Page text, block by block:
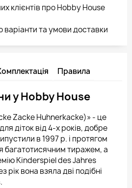
клієнтів про Hobby House
варіанти та умови доставки
Правила
у Hobby House
Zacke Huhnerkacke)» - це
діток від 4-х років, добре
в 1997 р. і протягом
багатотисячним тиражем, а
Kinderspiel des Jahres
вона взяла дві подібні